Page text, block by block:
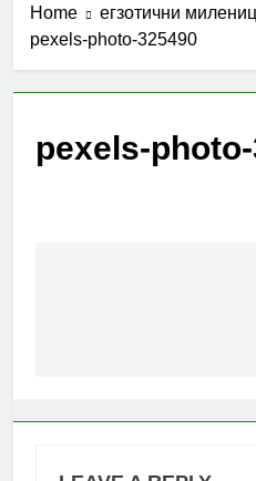
Home егзотични
pexels-photo-325490
pexels-